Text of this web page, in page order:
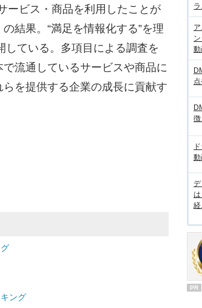
ービス・商品を利用したことが
結果。“満足を情報化する”を理
ている。多項目による調査を
流通しているサービスや商品に
を提供する企業の成長に貢献す
ング
ラ
動
経
PR